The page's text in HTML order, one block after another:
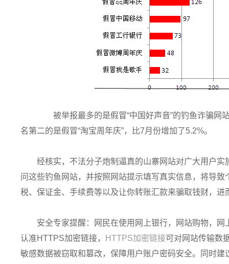
被举报最多的是假冒“中国好声音”的钓鱼诈骗网
名第二的是假冒“淘宝周年庆”，比7月份增加了5.2%。
经核实，不法分子炮制逼真的山寨网站对广大用户
问这些钓鱼网站，并按照网站提示填写真实信息，将导
税、保证金、手续费等以及让你转账汇款来骗取钱财，进
安全专家提醒：网民在使用网上银行，网站购物，
认准HTTPS加密链接，
HTTPS加密链接可对网站传输数
敏感数据被窃取和篡改，保障用户账户密码安全。同时